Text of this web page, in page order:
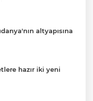
altyapısına
hazır iki yeni